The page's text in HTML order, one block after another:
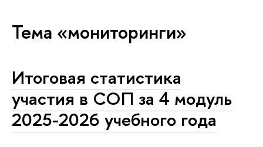
Тема «мониторинги»
Итоговая статистика
участия в СОП за 4 модуль
2025-2026 учебного года